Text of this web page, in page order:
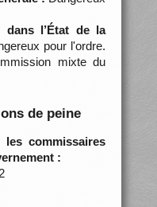
dans l’État de la
pour l'ordre.
mixte du
de peine
les commissaires
: